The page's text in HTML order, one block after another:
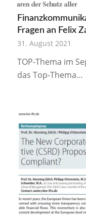
Fragen an Felix
31. August 2021
TOP-Thema im
das Top-Thema…